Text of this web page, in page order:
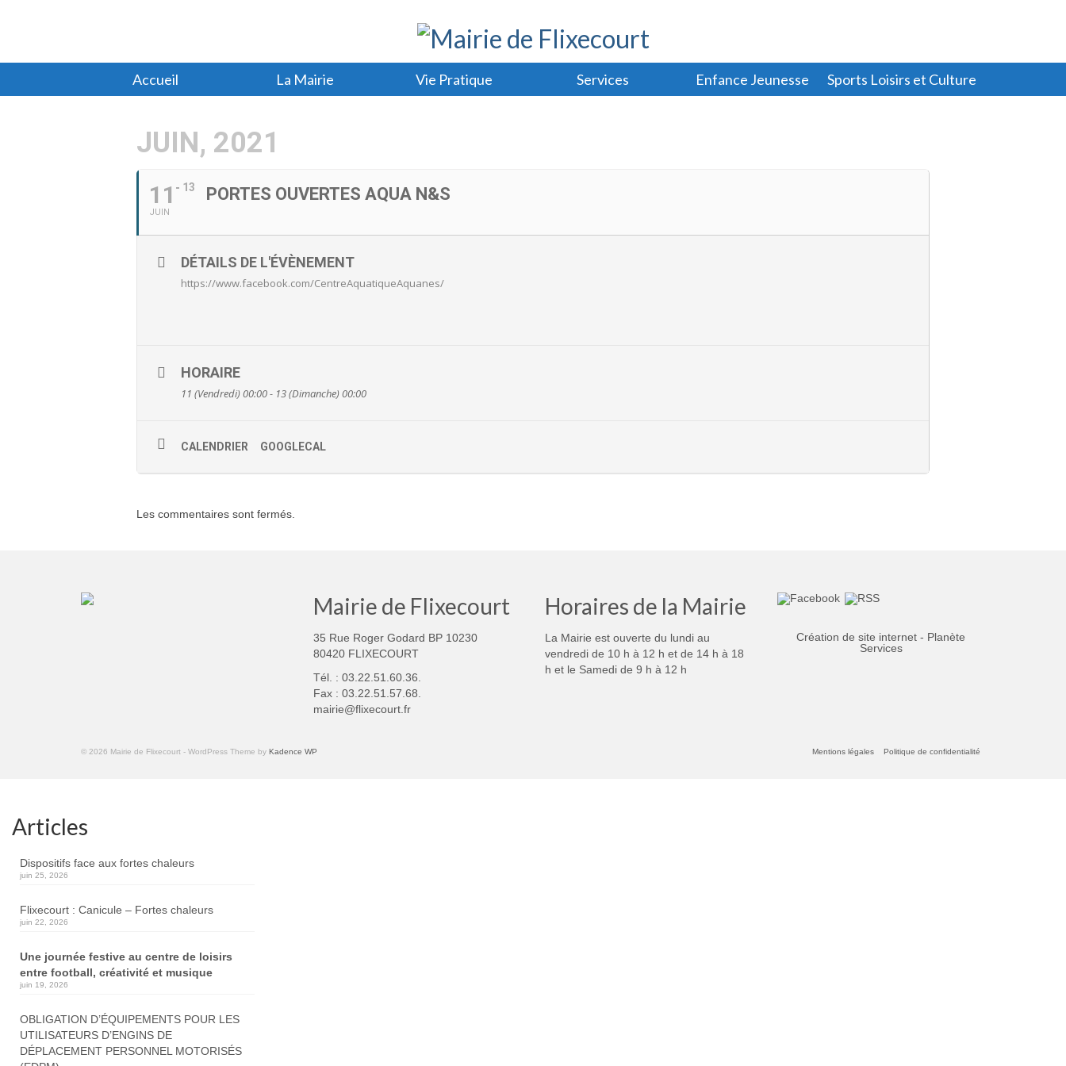
Accueil La Mairie Vie Pratique Services Enfance Jeunesse Sports Loisirs et Culture
JUIN, 2021
11
JUIN
13 PORTES OUVERTES AQUA N&S
DÉTAILS DE L'ÉVÈNEMENT
https://www.facebook.com/CentreAquatiqueAquanes/
HORAIRE
11 (Vendredi) 00:00 - 13 (Dimanche) 00:00
CALENDRIER GOOGLECAL
Les commentaires sont fermés.
Mairie de Flixecourt
35 Rue Roger Godard BP 10230
80420 FLIXECOURT
Tél. : 03.22.51.60.36.
Fax : 03.22.51.57.68.
mairie@flixecourt.fr
Horaires de la Mairie
La Mairie est ouverte du lundi au
vendredi de 10 h à 12 h et de 14 h à 18
h et le Samedi de 9 h à 12 h
Création de site internet - Planète
Services
Mentions légales Politique de confidentialité
© 2026 Mairie de Flixecourt - WordPress Theme by Kadence WP
Articles
Dispositifs face aux fortes chaleurs
juin 25, 2026
Flixecourt : Canicule – Fortes chaleurs
juin 22, 2026
Une journée festive au centre de loisirs
entre football, créativité et musique
juin 19, 2026
OBLIGATION D’ÉQUIPEMENTS POUR LES
UTILISATEURS D’ENGINS DE
DÉPLACEMENT PERSONNEL MOTORISÉS